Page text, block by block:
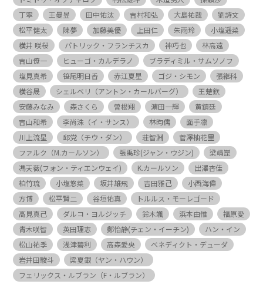
丁寧
王曼昱 田中佑汰 吉村和弘 大島祐哉
劉詩文
松平健太
陳夢 加藤美優 上田仁 朱雨玲
小塩遥菜
横井 咲桜
パトリック・フランチスカ 神巧也
林高遠
吉山僚一
ヒューゴ・カルデラノ
ブラディミル・サムソノフ
塩見真希
笹尾明日香 赤江夏星 ゴジ・シモン
張継科
横谷晟
シェルベリ（アントン・カールバーグ）
王楚欽
安藤みなみ
森さくら 曽根翔 濵田一輝
黄鎮廷
吉山和希
李尚洙（イ・サンス） 林昀儒
面手凛
川上流星
邱党（チウ・ダン） 荘智淵
菅澤柚花里
ファルク（M.カールソン）
張禹珍(ジャン・ウジン)
梁靖崑
馮天薇(フォン・ティエンウェイ)
K.カールソン
出澤杏佳
柏竹琉
小塩悠菜 坂井雄飛 吉田雅己
小西海偉
方博
松平賢二 谷垣佑真
トルルス・モーレゴード
高見真己
ダルコ・ヨルジッチ 鈴木颯 浜本由惟
福原愛
青木咲智
英田理志 鄭怡静(チェン・イーチン)
ハン・イン
松山祐季
浅津碧利 高森愛央
ベネディクト・デューダ
岩井田駿斗
梁夏銀（ヤン・ハウン）
フェリックス・ルブラン（F・ルブラン）